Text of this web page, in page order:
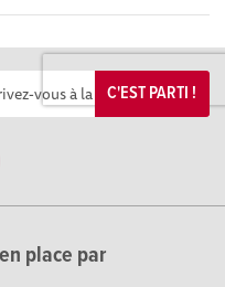
C'EST PARTI !
place par